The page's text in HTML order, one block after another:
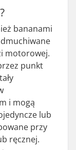
bananami
motorowej.
punkt
i mogą
lub
przy
ręcznej.